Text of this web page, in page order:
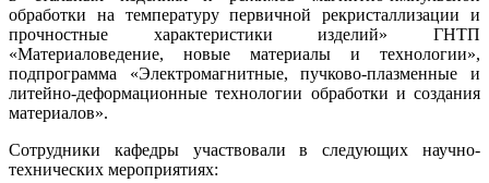
обработки на температуру первичной рекристаллизации и
прочностные характеристики изделий» ГНТП
«Материаловедение, новые материалы и технологии»,
подпрограмма «Электромагнитные, пучково-плазменные и
литейно-деформационные технологии обработки и создания
материалов».
Сотрудники кафедры участвовали в следующих научно-
технических мероприятиях: